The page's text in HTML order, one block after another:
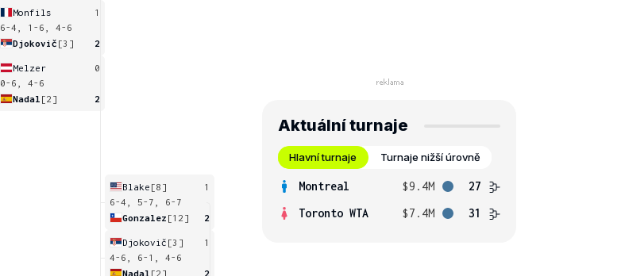
Monfils
1
6-4, 1-6, 4-6
Djokovič [3] 2
Melzer
0
0-6, 4-6
Nadal [2] 2
Blake [8]
1
6-4, 5-7, 6-7
Gonzalez [12] 2
Djokovič [3]
1
4-6, 6-1, 4-6
Nadal [2] 2
Aktuální turnaje
Hlavní turnaje Turnaje nižší úrovně
Montreal $9.4M
27
Toronto WTA
$7.4M 31